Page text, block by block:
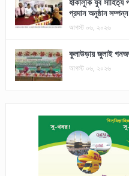
প্রদান অনুষ্ঠান সম্পন্ন
আগস্ট ০৬, ২০২৬
কুলাউড়ায় জুলাই
আগস্ট ০৬, ২০২৬